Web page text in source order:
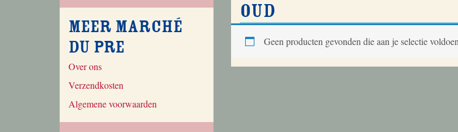
Meer Marché
du Pre
Over ons
Verzendkosten
Algemene voorwaarden
oud
Geen producten gevonden die aan je selectie